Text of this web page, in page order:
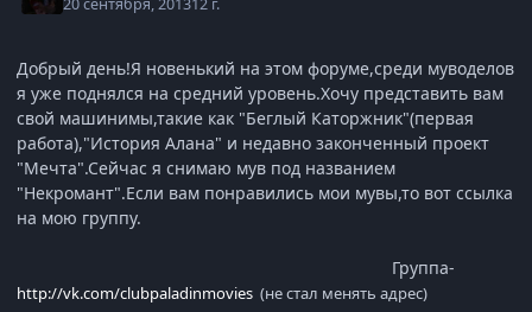
Добрый день!Я новенький на этом форуме,среди муводелов
я уже поднялся на средний уровень.Хочу представить вам
свой машинимы,такие как "Беглый Каторжник"(первая
работа),"История Алана" и недавно законченный проект
"Мечта".Сейчас я снимаю мув под названием
"Некромант".Если вам понравились мои мувы,то вот ссылка
на мою группу.
Группа-
http://vk.com/clubpaladinmovies (не стал менять адрес)